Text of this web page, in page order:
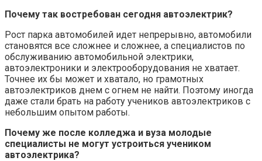
Почему так востребован сегодня автоэлектрик?
Рост парка автомобилей идет непрерывно, автомобили
становятся все сложнее и сложнее, а специалистов по
обслуживанию автомобильной электрики,
автоэлектроники и электрооборудования не хватает.
Точнее их бы может и хватало, но грамотных
автоэлектриков днем с огнем не найти. Поэтому иногда
даже стали брать на работу учеников автоэлектриков с
небольшим опытом работы.
Почему же после колледжа и вуза молодые
специалисты не могут устроиться учеником
автоэлектрика?